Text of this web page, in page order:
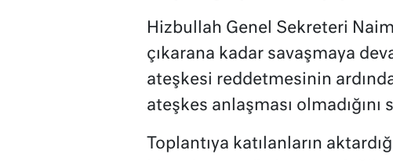
Hizbullah Genel Sekreteri Naim
çıkarana kadar savaşmaya
ateşkesi reddetmesinin
ateşkes anlaşması olmadığını
Toplantıya katılanların